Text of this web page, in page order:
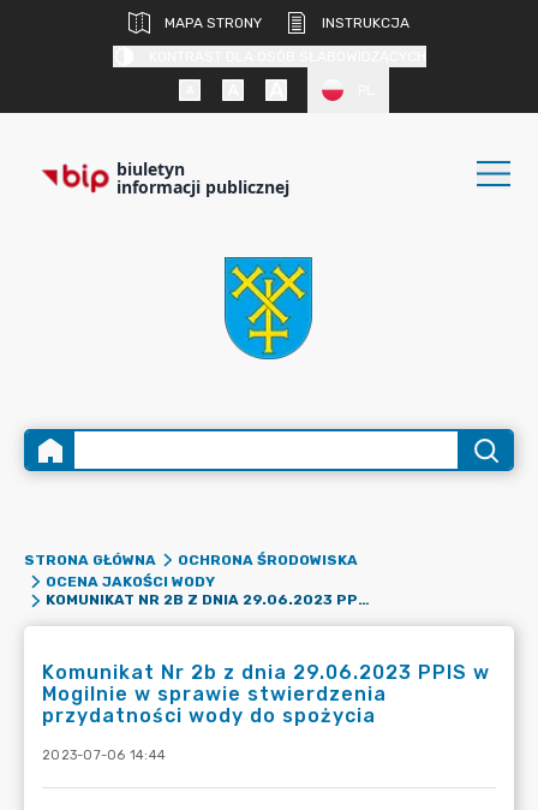
MAPA STRONY
INSTRUKCJA
biuletyn
informacji publicznej
STRONA GŁÓWNA
OCHRONA ŚRODOWISKA
OCENA JAKOŚCI WODY
KOMUNIKAT NR 2B Z DNIA 29.06.2023 PPIS W MOGILNIE W SPRAWIE STWIERDZENIA PRZYDATNOŚCI WODY DO SPOŻYCIA
Komunikat Nr 2b z dnia 29.06.2023 PPIS w
Mogilnie w sprawie stwierdzenia
przydatności wody do spożycia
2023-07-06 14:44